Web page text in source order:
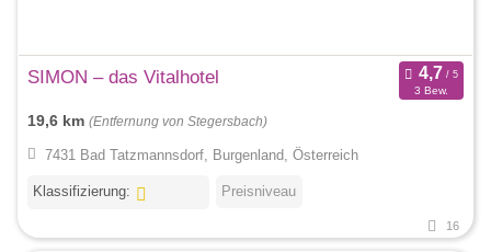
SIMON – das Vitalhotel
3 Bew.
19,6 km (Entfernung von Stegersbach)
7431 Bad Tatzmannsdorf, Burgenland, Österreich
Klassifizierung: Preisniveau
16